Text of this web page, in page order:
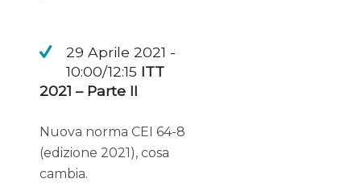
29 Aprile 2021 -
10:00/12:15 ITT
2021 – Parte II
Nuova norma CEI 64-8
(edizione 2021), cosa
cambia.